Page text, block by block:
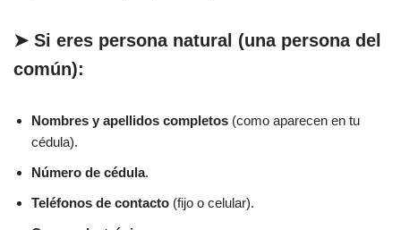
➤ Si eres persona natural (una persona del
común):
Nombres y apellidos completos (como aparecen en tu
cédula).
Número de cédula.
Teléfonos de contacto (fijo o celular).